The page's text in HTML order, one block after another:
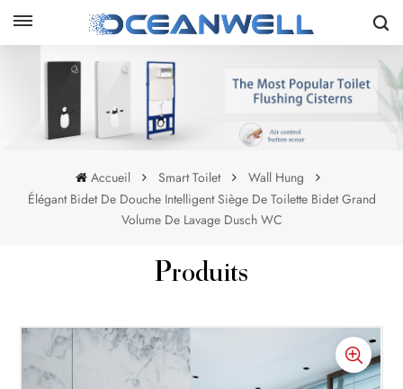
Accueil Smart Toilet
Wall Hung
Élégant Bidet De Douche Intelligent Siège De Toilette Bidet Grand
Volume De Lavage Dusch WC
Produits